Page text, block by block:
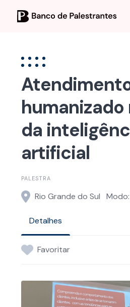
humanizado
da
artificial
PALESTRA
Rio Grande do Sul
Detalhes
Favoritar